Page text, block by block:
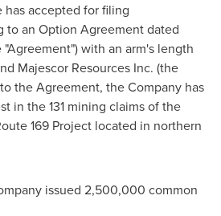
has accepted for filing
to an Option Agreement dated
"Agreement") with an arm's length
Majescor Resources Inc. (the
the Agreement, the Company has
in the 131 mining claims of the
169 Project located in northern
issued 2,500,000 common